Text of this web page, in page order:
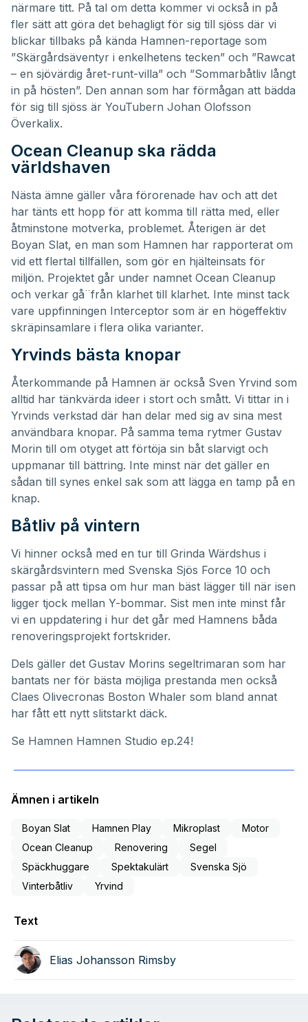
närmare titt. På tal om detta kommer vi också in på
fler sätt att göra det behagligt för sig till sjöss där vi
blickar tillbaks på kända Hamnen-reportage som
”Skärgårdsäventyr i enkelhetens tecken” och ”Rawcat
– en sjövärdig året-runt-villa” och ”Sommarbåtliv långt
in på hösten”. Den annan som har förmågan att bädda
för sig till sjöss är YouTubern Johan Olofsson
Överkalix.
Ocean Cleanup ska rädda
världshaven
Nästa ämne gäller våra förorenade hav och att det
har tänts ett hopp för att komma till rätta med, eller
åtminstone motverka, problemet. Återigen är det
Boyan Slat, en man som Hamnen har rapporterat om
vid ett flertal tillfällen, som gör en hjälteinsats för
miljön. Projektet går under namnet Ocean Cleanup
och verkar gå¨från klarhet till klarhet. Inte minst tack
vare uppfinningen Interceptor som är en högeffektiv
skräpinsamlare i flera olika varianter.
Yrvinds bästa knopar
Återkommande på Hamnen är också Sven Yrvind som
alltid har tänkvärda ideer i stort och smått. Vi tittar in i
Yrvinds verkstad där han delar med sig av sina mest
användbara knopar. På samma tema rytmer Gustav
Morin till om otyget att förtöja sin båt slarvigt och
uppmanar till bättring. Inte minst när det gäller en
sådan till synes enkel sak som att lägga en tamp på en
knap.
Båtliv på vintern
Vi hinner också med en tur till Grinda Wärdshus i
skärgårdsvintern med Svenska Sjös Force 10 och
passar på att tipsa om hur man bäst lägger till när isen
ligger tjock mellan Y-bommar. Sist men inte minst får
vi en uppdatering i hur det går med Hamnens båda
renoveringsprojekt fortskrider.
Dels gäller det Gustav Morins segeltrimaran som har
bantats ner för bästa möjliga prestanda men också
Claes Olivecronas Boston Whaler som bland annat
har fått ett nytt slitstarkt däck.
Se Hamnen Hamnen Studio ep.24!
Ämnen i artikeln
Boyan Slat Hamnen Play Mikroplast
Motor
Ocean Cleanup
Renovering
Segel
Späckhuggare
Spektakulärt
Svenska Sjö
Vinterbåtliv
Yrvind
Text
Elias Johansson Rimsby